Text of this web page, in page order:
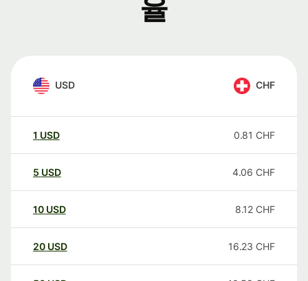
율
USD CHF
1 USD 0.81 CHF
5 USD 4.06 CHF
10 USD 8.12 CHF
20 USD 16.23 CHF